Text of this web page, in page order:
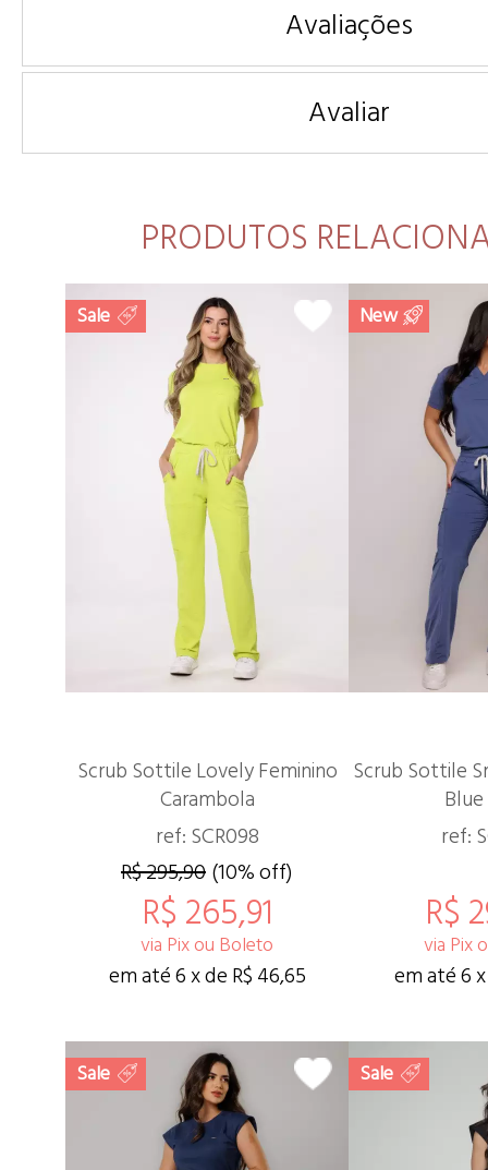
Avaliações
Avaliar
PRODUTOS
Sale
Scrub Sottile Lovely Feminino
Carambola
ref: SCR098
R$ 295,90(10% off)
R$ 265,91
via Pix ou Boleto
em até 6 x de R$ 46,65
New
Scrub Sottile
ref:
R$
via Pix
em até 6
Sale Sale